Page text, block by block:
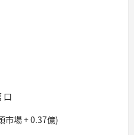
口
場 + 0.37億)